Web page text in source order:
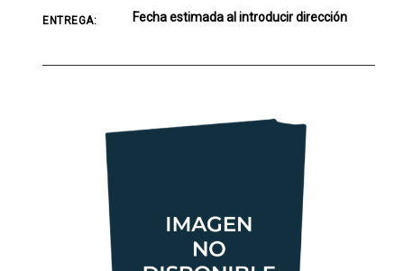
ENTREGA: Fecha estimada al introducir dirección